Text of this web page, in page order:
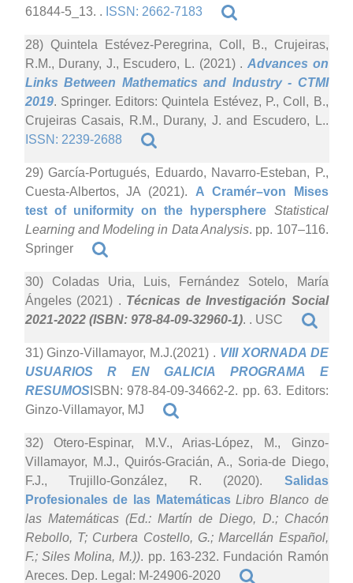
61844-5_13. . ISSN: 2662-7183
28) Quintela Estévez-Peregrina, Coll, B., Crujeiras,
R.M., Durany, J., Escudero, L. (2021) . Advances on
Links Between Mathematics and Industry - CTMI
2019. Springer. Editors: Quintela Estévez, P., Coll, B.,
Crujeiras Casais, R.M., Durany, J. and Escudero, L..
ISSN: 2239-2688
29) García-Portugués, Eduardo, Navarro-Esteban, P.,
Cuesta-Albertos, JA (2021). A Cramér–von Mises
test of uniformity on the hypersphere Statistical
Learning and Modeling in Data Analysis. pp. 107–116.
Springer
30) Coladas Uria, Luis, Fernández Sotelo, María
Ángeles (2021) . Técnicas de Investigación Social
2021-2022 (ISBN: 978-84-09-32960-1). . USC
31) Ginzo-Villamayor, M.J.(2021) . VIII XORNADA DE
USUARIOS R EN GALICIA PROGRAMA E
RESUMOSISBN: 978-84-09-34662-2. pp. 63. Editors:
Ginzo-Villamayor, MJ
32) Otero-Espinar, M.V., Arias-López, M., Ginzo-
Villamayor, M.J., Quirós-Gracián, A., Soria-de Diego,
F.J., Trujillo-González, R. (2020). Salidas
Profesionales de las MatemáticasLibro Blanco de
las Matemáticas (Ed.: Martín de Diego, D.; Chacón
Rebollo, T; Curbera Costello, G.; Marcellán Español,
F.; Siles Molina, M.)). pp. 163-232. Fundación Ramón
Areces. Dep. Legal: M-24906-2020